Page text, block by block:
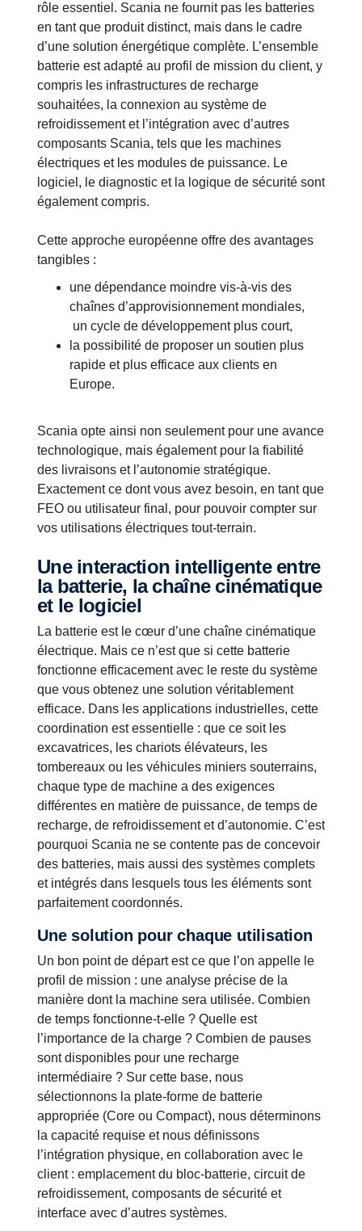
rôle essentiel. Scania ne fournit pas les batteries
en tant que produit distinct, mais dans le cadre
d’une solution énergétique complète. L’ensemble
batterie est adapté au profil de mission du client, y
compris les infrastructures de recharge
souhaitées, la connexion au système de
refroidissement et l’intégration avec d’autres
composants Scania, tels que les machines
électriques et les modules de puissance. Le
logiciel, le diagnostic et la logique de sécurité sont
également compris.
Cette approche européenne offre des avantages
tangibles :
une dépendance moindre vis-à-vis des
chaînes d’approvisionnement mondiales,
un cycle de développement plus court,
la possibilité de proposer un soutien plus
rapide et plus efficace aux clients en
Europe.
Scania opte ainsi non seulement pour une avance
technologique, mais également pour la fiabilité
des livraisons et l’autonomie stratégique.
Exactement ce dont vous avez besoin, en tant que
FEO ou utilisateur final, pour pouvoir compter sur
vos utilisations électriques tout-terrain.
Une interaction intelligente entre
la batterie, la chaîne cinématique
et le logiciel
La batterie est le cœur d’une chaîne cinématique
électrique. Mais ce n’est que si cette batterie
fonctionne efficacement avec le reste du système
que vous obtenez une solution véritablement
efficace. Dans les applications industrielles, cette
coordination est essentielle : que ce soit les
excavatrices, les chariots élévateurs, les
tombereaux ou les véhicules miniers souterrains,
chaque type de machine a des exigences
différentes en matière de puissance, de temps de
recharge, de refroidissement et d’autonomie. C’est
pourquoi Scania ne se contente pas de concevoir
des batteries, mais aussi des systèmes complets
et intégrés dans lesquels tous les éléments sont
parfaitement coordonnés.
Une solution pour chaque utilisation
Un bon point de départ est ce que l’on appelle le
profil de mission : une analyse précise de la
manière dont la machine sera utilisée. Combien
de temps fonctionne-t-elle ? Quelle est
l’importance de la charge ? Combien de pauses
sont disponibles pour une recharge
intermédiaire ? Sur cette base, nous
sélectionnons la plate-forme de batterie
appropriée (Core ou Compact), nous déterminons
la capacité requise et nous définissons
l’intégration physique, en collaboration avec le
client : emplacement du bloc-batterie, circuit de
refroidissement, composants de sécurité et
interface avec d’autres systèmes.